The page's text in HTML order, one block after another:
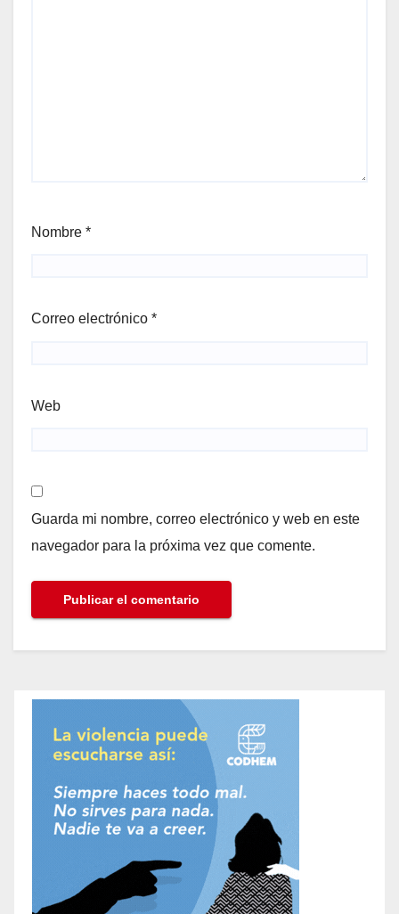
Nombre *
Correo electrónico *
Web
Guarda mi nombre, correo electrónico y web en este
navegador para la próxima vez que comente.